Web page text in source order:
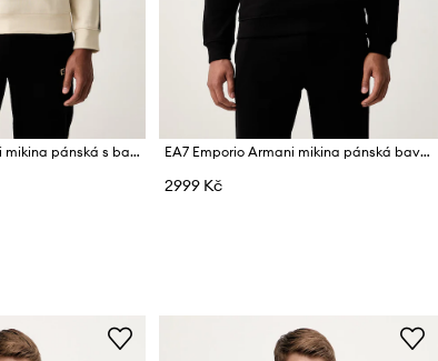
EA7 Emporio Armani mikina pánská s bavlnou EA7 Emporio Armani mikina pánská bavlněná
2999 Kč